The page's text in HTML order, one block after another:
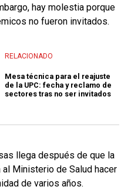
hay molestia porque
no fueron invitados.
RELACIONADO
Mesa técnica para el reajuste
de la UPC: fecha y reclamo de
sectores tras no ser invitados
llega después de que la
Ministerio de Salud hacer
de varios años.